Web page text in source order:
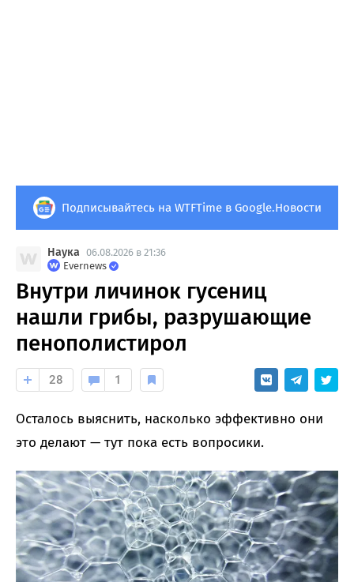
Подписывайтесь на WTFTime в Google.Новости
Наука 06.08.2026 в 21:36
Evernews
Внутри личинок гусениц
нашли грибы, разрушающие
пенополистирол
28 1
Осталось выяснить, насколько эффективно они
это делают — тут пока есть вопросики.